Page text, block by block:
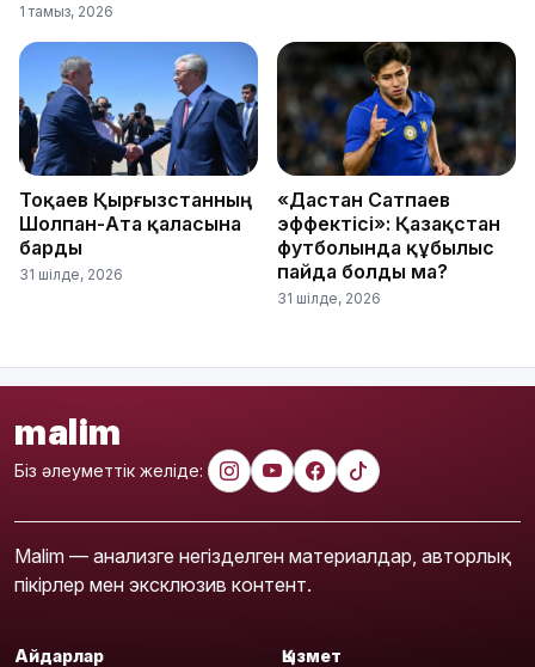
1 тамыз, 2026
Тоқаев Қырғызстанның
Шолпан-Ата қаласына
барды
31 шілде, 2026
«Дастан Сатпаев
эффектісі»: Қазақстан
футболында құбылыс
пайда болды ма?
31 шілде, 2026
malim
Біз әлеуметтік желіде:
Malim — анализге негізделген материалдар, авторлық
пікірлер мен эксклюзив контент.
Айдарлар Қызмет